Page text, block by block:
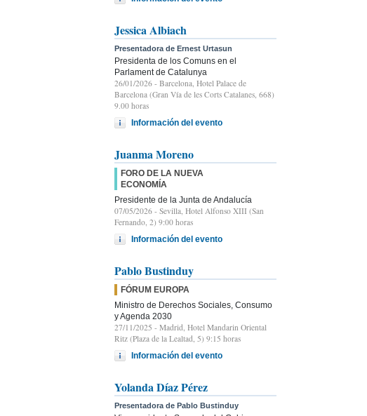
Jessica Albiach
Presentadora de Ernest Urtasun
Presidenta de los Comuns en el
Parlament de Catalunya
26/01/2026 - Barcelona, Hotel Palace de
Barcelona (Gran Vía de les Corts Catalanes, 668)
9.00 horas
Información del evento
Juanma Moreno
FORO DE LA NUEVA
ECONOMÍA
Presidente de la Junta de Andalucía
07/05/2026 - Sevilla, Hotel Alfonso XIII (San
Fernando, 2) 9:00 horas
Información del evento
Pablo Bustinduy
FÓRUM EUROPA
Ministro de Derechos Sociales, Consumo
y Agenda 2030
27/11/2025 - Madrid, Hotel Mandarin Oriental
Ritz (Plaza de la Lealtad, 5) 9:15 horas
Información del evento
Yolanda Díaz Pérez
Presentadora de Pablo Bustinduy